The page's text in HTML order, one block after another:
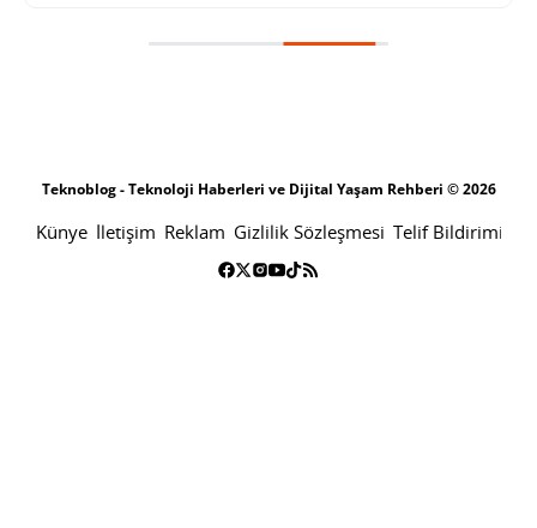
sistemleri üzerine çalışıyor
SABRI KÜSTÜR 2 ŞUBAT 2011 17:39 PAYLAŞ: